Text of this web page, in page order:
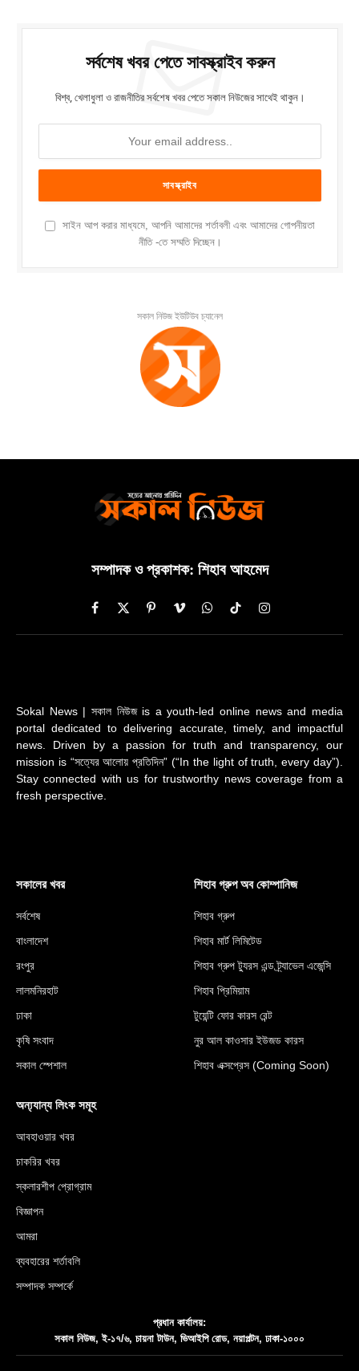
সর্বশেষ খবর পেতে সাবস্ক্রাইব করুন
বিশ্ব, খেলাধুলা ও রাজনীতির সর্বশেষ খবর পেতে সকাল নিউজের সাথেই থাকুন।
সাইন আপ করার মাধ্যমে, আপনি আমাদের শর্তাবলী এবং আমাদের গোপনীয়তা
নীতি -তে সম্মতি দিচ্ছেন।
সকাল নিউজ ইউটিউব চ্যানেল
সম্পাদক ও প্রকাশক: শিহাব আহমেদ
Facebook
X
(Twitter)
PinterestVimeoWhatsAppTikTokInstagram
Sokal News | সকাল নিউজ is a youth-led online news and media
portal dedicated to delivering accurate, timely, and impactful
news. Driven by a passion for truth and transparency, our
mission is “সত্যের আলোয় প্রতিদিন” (“In the light of truth, every day”).
Stay connected with us for trustworthy news coverage from a
fresh perspective.
সকালের খবর
সর্বশেষ
বাংলাদেশ
রংপুর
লালমনিরহাট
ঢাকা
কৃষি সংবাদ
সকাল স্পেশাল
শিহাব গ্রুপ অব কোম্পানিজ
শিহাব গ্রুপ
শিহাব মার্ট লিমিটেড
শিহাব গ্রুপ ট্যুরস এন্ড ট্র্যাভেল এজেন্সি
শিহাব প্রিমিয়াম
টুয়েন্টি ফোর কারস রেন্ট
নুর আল কাওসার ইউজড কারস
শিহাব এক্সপ্রেস (Coming Soon)
অন্য্যান্য লিংক সমূহ
আবহাওয়ার খবর
চাকরির খবর
স্কলারশীপ প্রোগ্রাম
বিজ্ঞাপন
আমরা
ব্যবহারের শর্তাবলি
সম্পাদক সম্পর্কে
প্রধান কার্যালয়:
সকাল নিউজ, ই-১৭/৬, চায়না টাউন, ভিআইপি রোড, নয়াপল্টন, ঢাকা-১০০০